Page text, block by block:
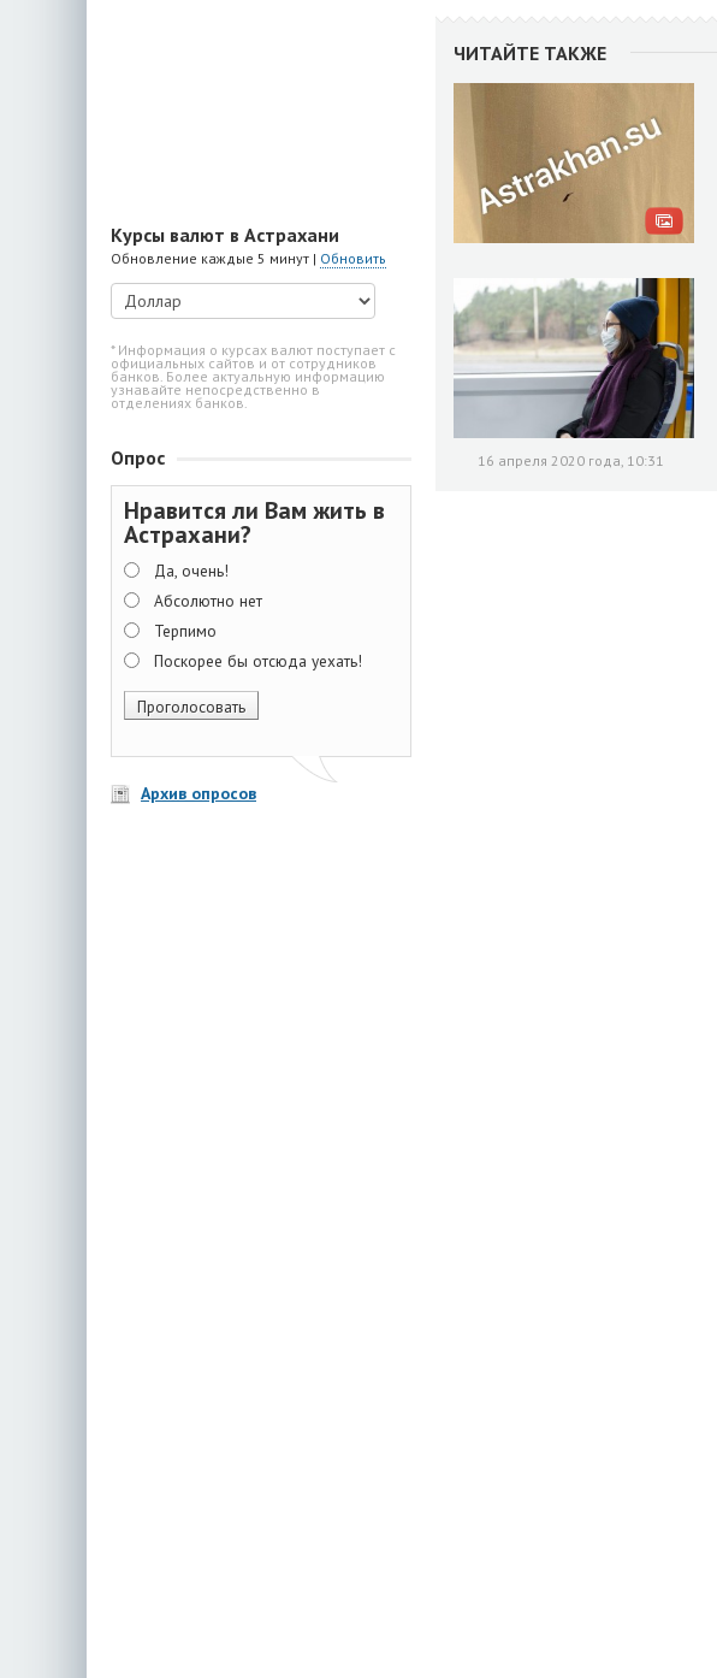
Курсы валют в Астрахани
Обновление каждые 5 минут | Обновить
* Информация о курсах валют поступает с
официальных сайтов и от сотрудников
банков. Более актуальную информацию
узнавайте непосредственно в
отделениях банков.
Опрос
Нравится ли Вам жить в
Астрахани?
Да, очень!
Абсолютно нет
Терпимо
Поскорее бы отсюда уехать!
Архив опросов
ЧИТАЙТЕ ТАКЖЕ
16 апреля 2020 года, 10:31